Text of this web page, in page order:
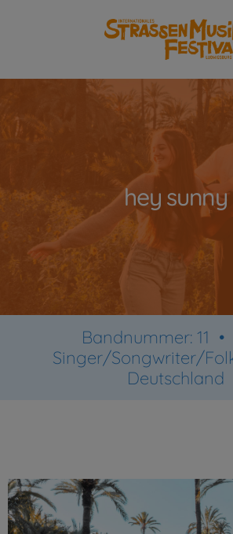
hey sunny
Bandnummer: 11 •
Singer/Songwriter/
Deutschland